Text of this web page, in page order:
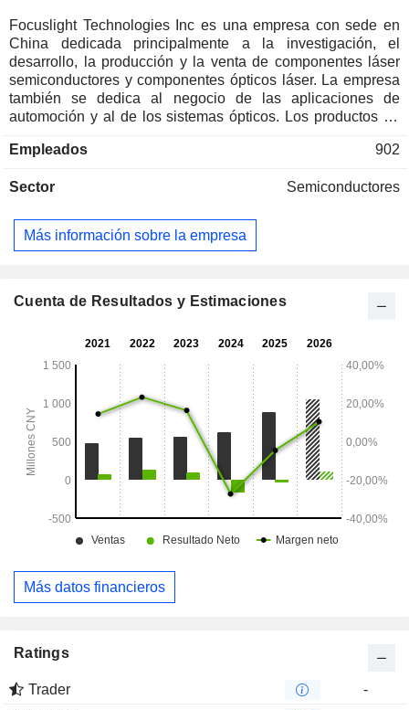
Focuslight Technologies Inc es una empresa con sede en
China dedicada principalmente a la investigación, el
desarrollo, la producción y la venta de componentes láser
semiconductores y componentes ópticos láser. La empresa
también se dedica al negocio de las aplicaciones de
automoción y al de los sistemas ópticos. Los productos de
abiertos, módulos de acoplamiento de fibra óptica,
aplicación industrial, materiales prefabricados de oro y
el convertidor de haz, el colimador de haz, el acoplador de
fibra óptica, el difusor de haz, el grupo de lentes
área lidar, los componentes ópticos de la fuente de luz lidar
incluyen el láser de estado sólido de separación de puntos
puntos en línea y otros.
Empleados 902
Sector Semiconductores
Más información sobre la empresa
Cuenta de Resultados y Estimaciones
Más datos financieros
Ratings
Trader
-